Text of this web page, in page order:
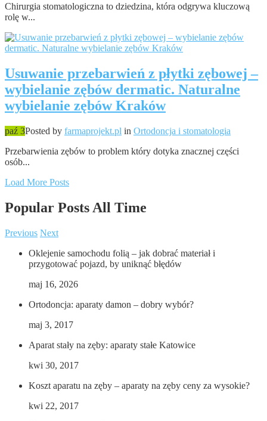
Chirurgia stomatologiczna to dziedzina, która odgrywa kluczową
rolę w...
Usuwanie przebarwień z płytki zębowej –
wybielanie zębów dermatic. Naturalne
wybielanie zębów Kraków
paź 3Posted by farmaprojekt.pl in Ortodoncja i stomatologia
Przebarwienia zębów to problem który dotyka znacznej części
osób...
Load More Posts
Popular Posts All Time
Previous Next
Oklejenie samochodu folią – jak dobrać materiał i
przygotować pojazd, by uniknąć błędów
maj 16, 2026
Ortodoncja: aparaty damon – dobry wybór?
maj 3, 2017
Aparat stały na zęby: aparaty stałe Katowice
kwi 30, 2017
Koszt aparatu na zęby – aparaty na zęby ceny za wysokie?
kwi 22, 2017